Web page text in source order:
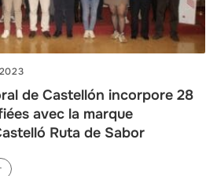
de Castellón incorpore 28
avec la marque
Ruta de Sabor